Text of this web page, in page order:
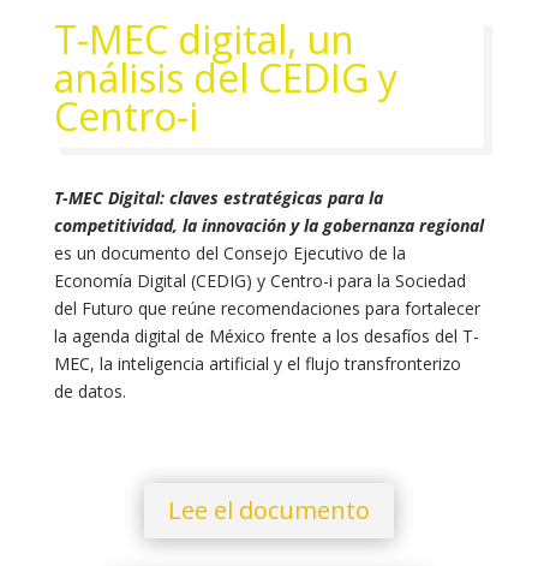
T-MEC digital, un
análisis del CEDIG y
Centro-i
T-MEC Digital: claves estratégicas para la
competitividad, la innovación y la gobernanza regional
es un documento del Consejo Ejecutivo de la
Economía Digital (CEDIG) y Centro-i para la Sociedad
del Futuro que reúne recomendaciones para fortalecer
la agenda digital de México frente a los desafíos del T-
MEC, la inteligencia artificial y el flujo transfronterizo
de datos.
Lee el documento